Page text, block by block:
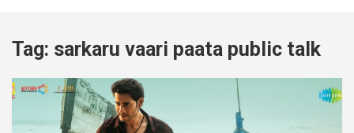
Tag: sarkaru vaari paata public talk